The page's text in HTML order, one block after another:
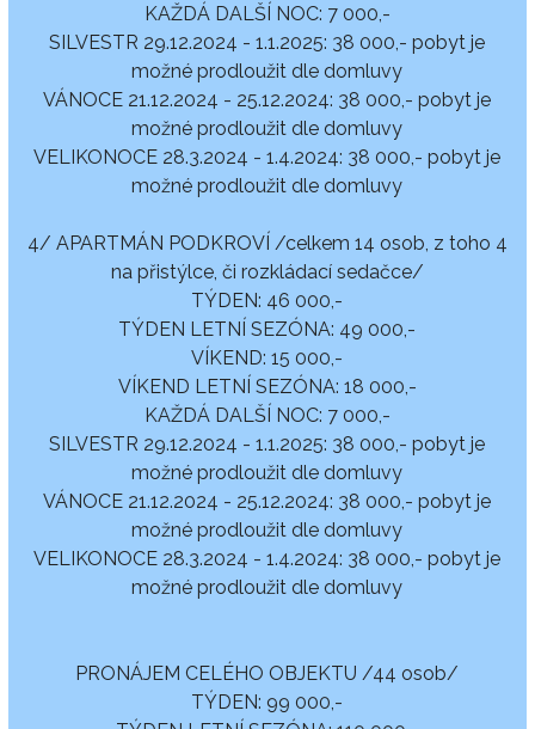
KAŽDÁ DALŠÍ NOC: 7 000,-
SILVESTR 29.12.2024 - 1.1.2025: 38 000,- pobyt je
možné prodloužit dle domluvy
VÁNOCE 21.12.2024 - 25.12.2024: 38 000,- pobyt je
možné prodloužit dle domluvy
VELIKONOCE 28.3.2024 - 1.4.2024: 38 000,- pobyt je
možné prodloužit dle domluvy
4/ APARTMÁN PODKROVÍ /celkem 14 osob, z toho 4
na přistýlce, či rozkládací sedačce/
TÝDEN: 46 000,-
TÝDEN LETNÍ SEZÓNA: 49 000,-
VÍKEND: 15 000,-
VÍKEND LETNÍ SEZÓNA: 18 000,-
KAŽDÁ DALŠÍ NOC: 7 000,-
SILVESTR 29.12.2024 - 1.1.2025: 38 000,- pobyt je
možné prodloužit dle domluvy
VÁNOCE 21.12.2024 - 25.12.2024: 38 000,- pobyt je
možné prodloužit dle domluvy
VELIKONOCE 28.3.2024 - 1.4.2024: 38 000,- pobyt je
možné prodloužit dle domluvy
PRONÁJEM CELÉHO OBJEKTU /44 osob/
TÝDEN: 99 000,-